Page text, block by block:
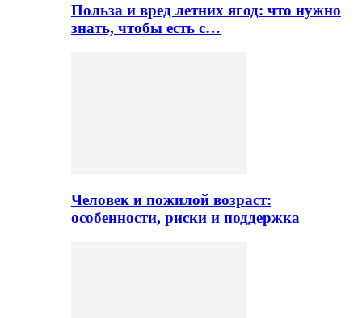
Польза и вред летних ягод: что нужно
знать, чтобы есть с…
Человек и пожилой возраст:
особенности, риски и поддержка